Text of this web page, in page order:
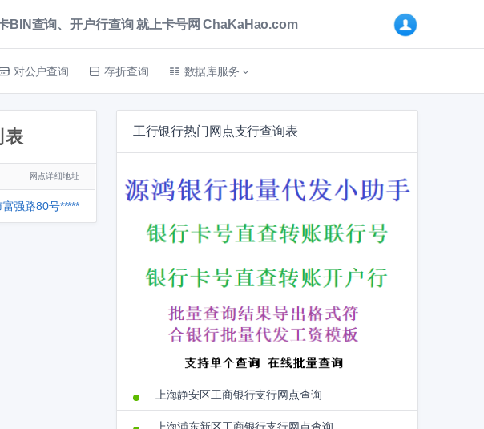
BIN查询、开户行查询 就上卡号网 ChaKaHao.com
对公户查询 存折查询 数据库服务
表
网点详细地址
强路80号*****
工行银行热门网点支行查询表
上海静安区工商银行支行网点查询